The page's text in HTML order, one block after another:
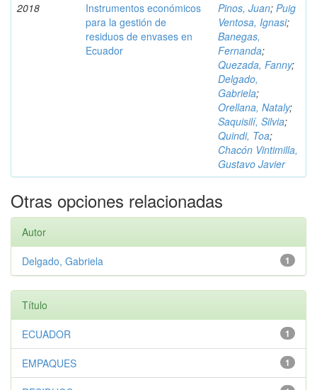
2018
Instrumentos económicos
para la gestión de
residuos de envases en
Ecuador
Pinos, Juan; Puig
Ventosa, Ignasi;
Banegas,
Fernanda;
Quezada, Fanny;
Delgado,
Gabriela;
Orellana, Nataly;
Saquisilí, Silvia;
Quindi, Toa;
Chacón Vintimilla,
Gustavo Javier
Otras opciones relacionadas
Autor
1
Delgado, Gabriela
Título
1
ECUADOR
1
EMPAQUES